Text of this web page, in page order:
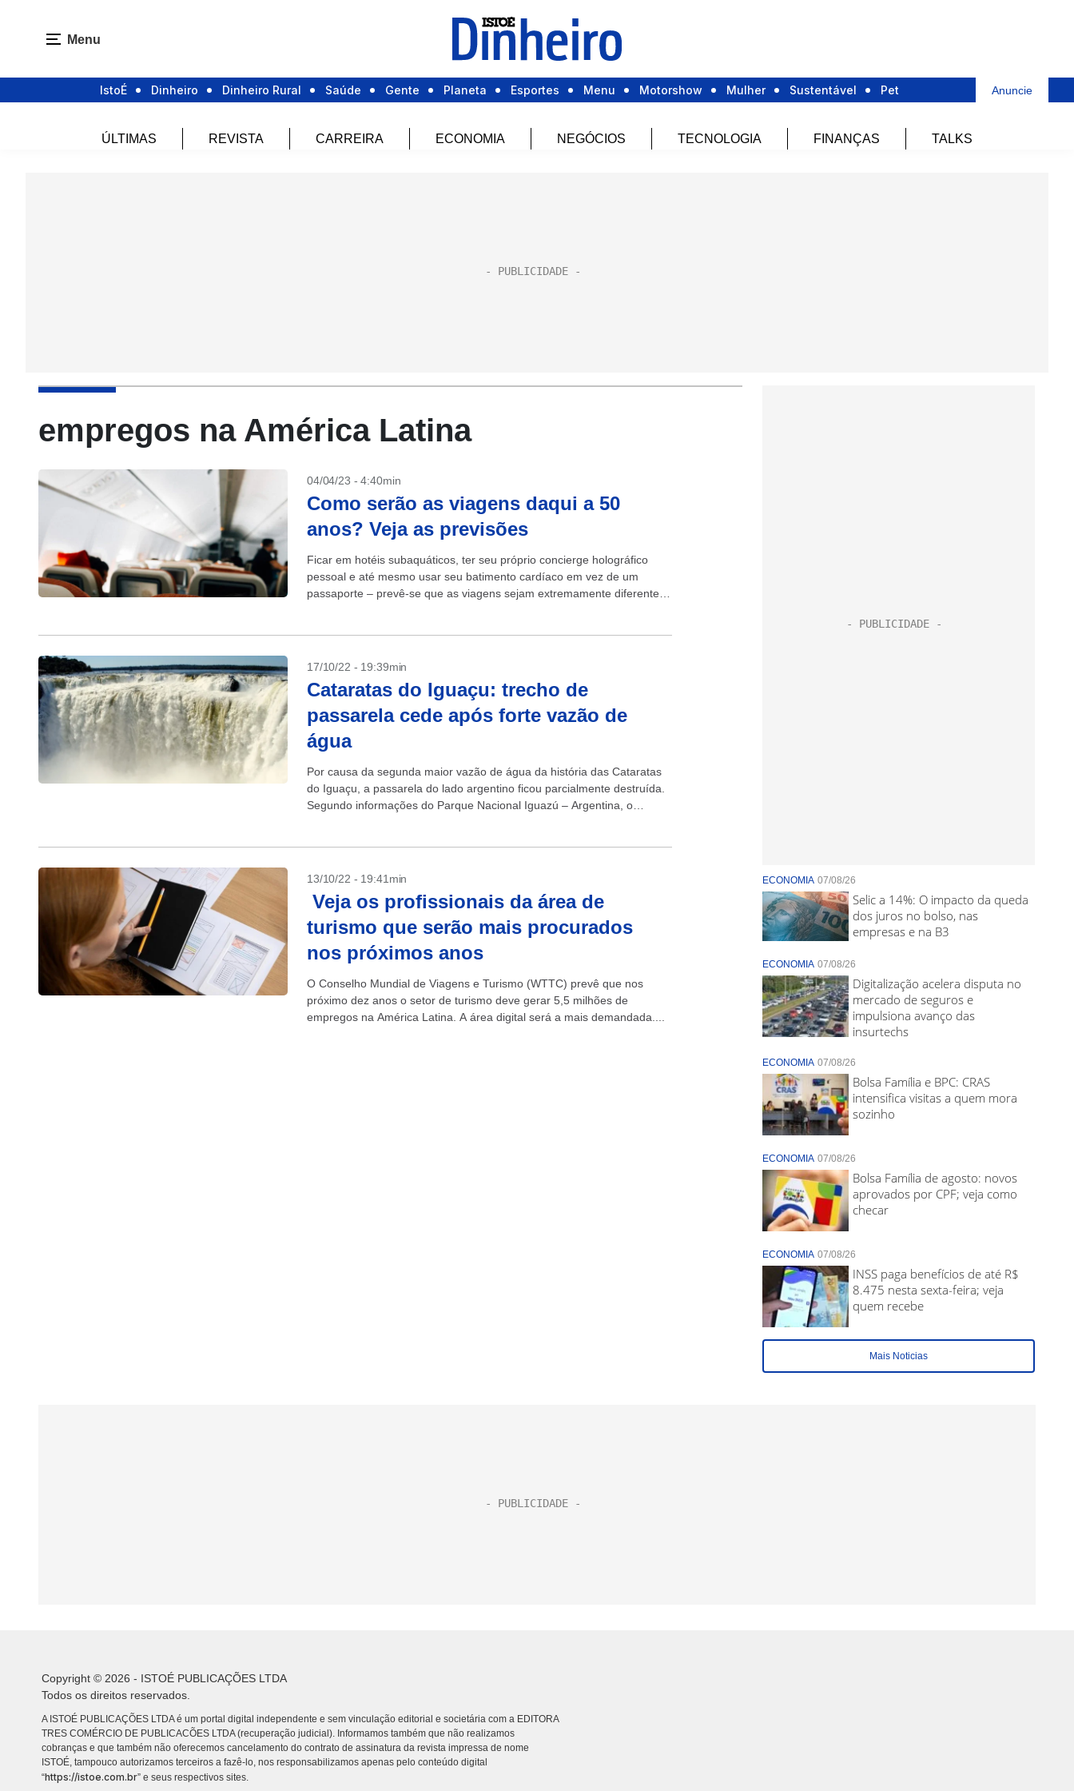
Menu
IstoÉ Dinheiro Dinheiro Rural Saúde Gente Planeta Esportes Menu Motorshow Mulher Sustentável Pet Anuncie
ÚLTIMAS REVISTA CARREIRA ECONOMIA NEGÓCIOS TECNOLOGIA FINANÇAS TALKS
empregos na América Latina
04/04/23 - 4:40min
Como serão as viagens daqui a 50
anos? Veja as previsões
Ficar em hotéis subaquáticos, ter seu próprio concierge holográfico
pessoal e até mesmo usar seu batimento cardíaco em vez de um
passaporte – prevê-se que as viagens sejam extremamente diferentes
17/10/22 - 19:39min
Cataratas do Iguaçu: trecho de
passarela cede após forte vazão de
água
Por causa da segunda maior vazão de água da história das Cataratas
do Iguaçu, a passarela do lado argentino ficou parcialmente destruída.
Segundo informações do Parque Nacional Iguazú – Argentina, o
13/10/22 - 19:41min
Veja os profissionais da área de
turismo que serão mais procurados
nos próximos anos
O Conselho Mundial de Viagens e Turismo (WTTC) prevê que nos
próximo dez anos o setor de turismo deve gerar 5,5 milhões de
empregos na América Latina. A área digital será a mais demandada....
ECONOMIA 07/08/26
Selic a 14%: O impacto da queda
dos juros no bolso, nas
empresas e na B3
ECONOMIA 07/08/26
Digitalização acelera disputa no
mercado de seguros e
impulsiona avanço das
insurtechs
ECONOMIA 07/08/26
Bolsa Família e BPC: CRAS
intensifica visitas a quem mora
sozinho
ECONOMIA 07/08/26
Bolsa Família de agosto: novos
aprovados por CPF; veja como
checar
ECONOMIA 07/08/26
INSS paga benefícios de até R$
8.475 nesta sexta-feira; veja
quem recebe
Mais Noticias
Copyright © 2026 - ISTOÉ PUBLICAÇÕES LTDA
Todos os direitos reservados.
A ISTOÉ PUBLICAÇÕES LTDA é um portal digital independente e sem vinculação editorial e societária com a EDITORA
TRES COMÉRCIO DE PUBLICACÕES LTDA (recuperação judicial). Informamos também que não realizamos
cobranças e que também não oferecemos cancelamento do contrato de assinatura da revista impressa de nome
ISTOÉ, tampouco autorizamos terceiros a fazê-lo, nos responsabilizamos apenas pelo conteúdo digital
“https://istoe.com.br” e seus respectivos sites.